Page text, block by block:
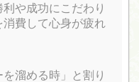
や成功にこだわり
費して心身が疲れ
を溜める時」と割り